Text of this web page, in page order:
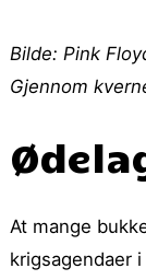
Bilde: Pink
Gjennom
At mange
krigsagendaer